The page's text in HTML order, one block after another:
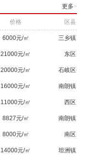
更多>
价格 区县
6000元/㎡ 三乡镇
21000元/㎡ 东区
20000元/㎡ 石岐区
16000元/㎡ 南朗镇
11000元/㎡ 西区
8827元/㎡ 南朗镇
8000元/㎡ 南区
14000元/㎡ 坦洲镇